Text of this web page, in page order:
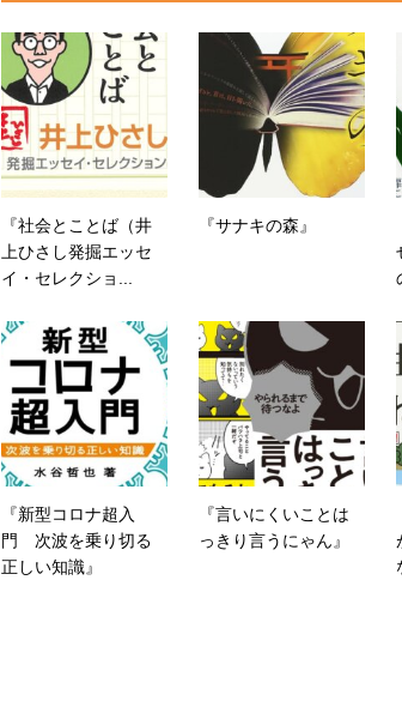
『社会とことば（井
上ひさし発掘エッセ
イ・セレクショ...
『サナキの森』
『新型コロナ超入
門 次波を乗り切る
正しい知識』
『言いにくいことは
っきり言うにゃん』